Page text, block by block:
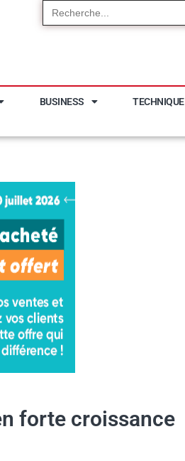
Search
for:
BUSINESS TECHNIQUE
forte croissance